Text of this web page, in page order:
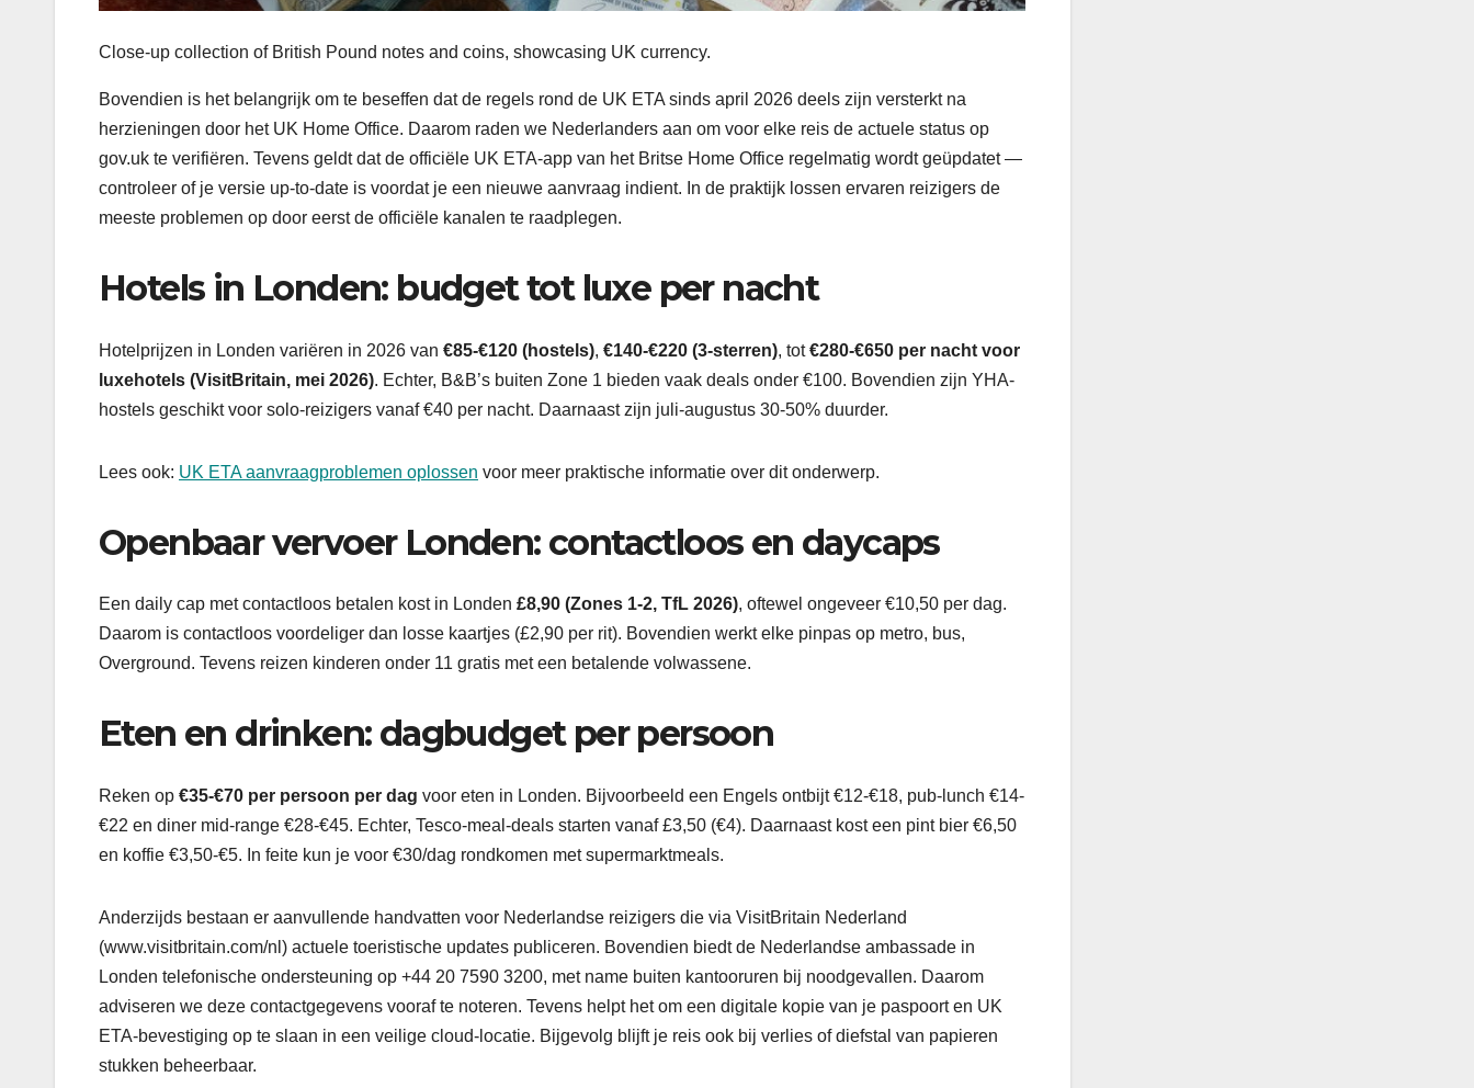
Close-up collection of British Pound notes and coins, showcasing UK currency.
Bovendien is het belangrijk om te beseffen dat de regels rond de UK ETA sinds april 2026 deels zijn versterkt na
herzieningen door het UK Home Office. Daarom raden we Nederlanders aan om voor elke reis de actuele status op
gov.uk te verifiëren. Tevens geldt dat de officiële UK ETA-app van het Britse Home Office regelmatig wordt geüpdatet —
controleer of je versie up-to-date is voordat je een nieuwe aanvraag indient. In de praktijk lossen ervaren reizigers de
meeste problemen op door eerst de officiële kanalen te raadplegen.
Hotels in Londen: budget tot luxe per nacht
Hotelprijzen in Londen variëren in 2026 van €85-€120 (hostels), €140-€220 (3-sterren), tot€280-€650 per nacht voor
luxehotels (VisitBritain, mei 2026). Echter, B&B’s buiten Zone 1 bieden vaak deals onder €100. Bovendien zijn YHA-
hostels geschikt voor solo-reizigers vanaf €40 per nacht. Daarnaast zijn juli-augustus 30-50% duurder.
Lees ook: UK ETA aanvraagproblemen oplossen voor meer praktische informatie over dit onderwerp.
Openbaar vervoer Londen: contactloos en daycaps
Een daily cap met contactloos betalen kost in Londen £8,90 (Zones 1-2, TfL 2026), oftewel ongeveer €10,50 per dag.
Daarom is contactloos voordeliger dan losse kaartjes (£2,90 per rit). Bovendien werkt elke pinpas op metro, bus,
Overground. Tevens reizen kinderen onder 11 gratis met een betalende volwassene.
Eten en drinken: dagbudget per persoon
Reken op €35-€70 per persoon per dag voor eten in Londen. Bijvoorbeeld een Engels ontbijt €12-€18, pub-lunch €14-
€22 en diner mid-range €28-€45. Echter, Tesco-meal-deals starten vanaf £3,50 (€4). Daarnaast kost een pint bier €6,50
en koffie €3,50-€5. In feite kun je voor €30/dag rondkomen met supermarktmeals.
Anderzijds bestaan er aanvullende handvatten voor Nederlandse reizigers die via VisitBritain Nederland
(www.visitbritain.com/nl) actuele toeristische updates publiceren. Bovendien biedt de Nederlandse ambassade in
Londen telefonische ondersteuning op +44 20 7590 3200, met name buiten kantooruren bij noodgevallen. Daarom
adviseren we deze contactgegevens vooraf te noteren. Tevens helpt het om een digitale kopie van je paspoort en UK
ETA-bevestiging op te slaan in een veilige cloud-locatie. Bijgevolg blijft je reis ook bij verlies of diefstal van papieren
stukken beheerbaar.